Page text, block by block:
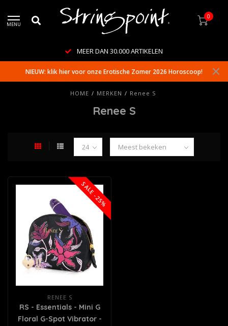
MENU
0
MEER DAN 30.000 ARTIKELEN
NIEUW: klik hier voor onze Erotische Zomer 2026 Horoscoop!
HOME / MERKEN / Renee S
Renee S
SALE -25%
RENEE S
RS - Essentials - Mini G
Floral G-Spot Vibrator -